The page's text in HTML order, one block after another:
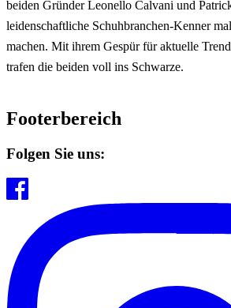
beiden Gründer Leonello Calvani und
leidenschaftliche Schuhbranchen-Kenner
machen. Mit ihrem Gespür für aktuelle
trafen die beiden voll ins Schwarze.
Footerbereich
Folgen Sie uns: